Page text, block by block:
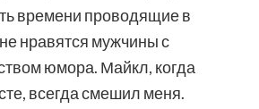
времени проводящие в
нравятся мужчины с
юмора. Майкл, когда
всегда смешил меня.